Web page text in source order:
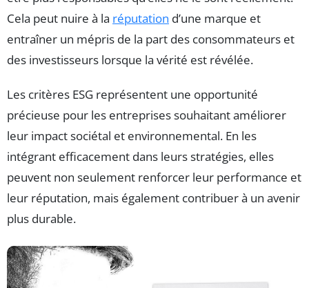
Cela peut nuire à la réputation d’une marque et
entraîner un mépris de la part des consommateurs et
des investisseurs lorsque la vérité est révélée.
Les critères ESG représentent une opportunité
précieuse pour les entreprises souhaitant améliorer
leur impact sociétal et environnemental. En les
intégrant efficacement dans leurs stratégies, elles
peuvent non seulement renforcer leur performance et
leur réputation, mais également contribuer à un avenir
plus durable.